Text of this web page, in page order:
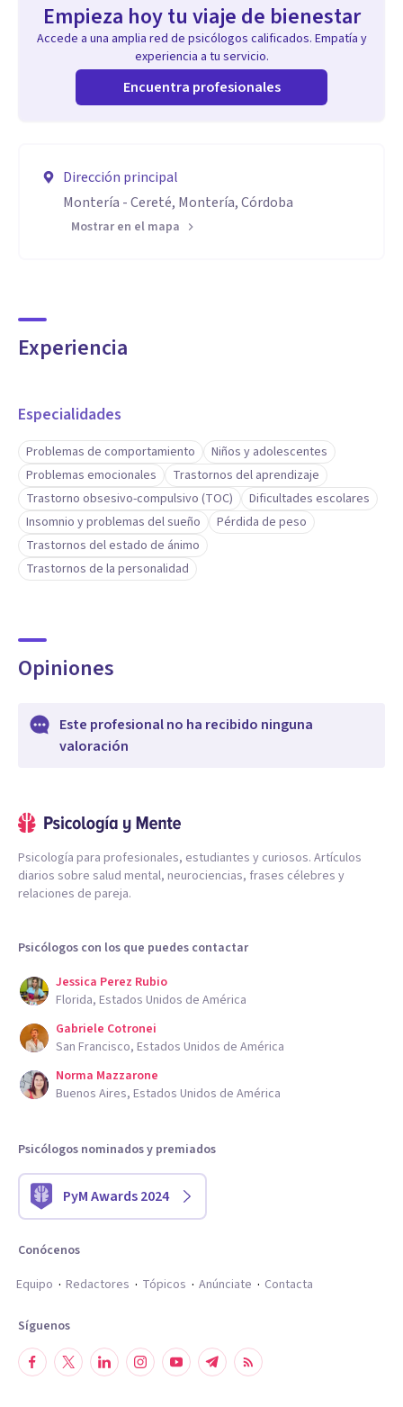
Empieza hoy tu viaje de bienestar
Accede a una amplia red de psicólogos calificados. Empatía y
experiencia a tu servicio.
Encuentra profesionales
Dirección principal
Montería - Cereté, Montería, Córdoba
Mostrar en el mapa
Experiencia
Especialidades
Problemas de comportamiento
Niños y adolescentes
Problemas emocionales
Trastornos del aprendizaje
Trastorno obsesivo-compulsivo (TOC)
Dificultades escolares
Insomnio y problemas del sueño
Pérdida de peso
Trastornos del estado de ánimo
Trastornos de la personalidad
Opiniones
Este profesional no ha recibido ninguna
valoración
Psicología para profesionales, estudiantes y curiosos. Artículos
diarios sobre salud mental, neurociencias, frases célebres y
relaciones de pareja.
Psicólogos con los que puedes contactar
Jessica Perez Rubio
Florida, Estados Unidos de América
Gabriele Cotronei
San Francisco, Estados Unidos de América
Norma Mazzarone
Buenos Aires, Estados Unidos de América
Psicólogos nominados y premiados
PyM Awards 2024
Conócenos
Equipo
Redactores Tópicos Anúnciate Contacta
Síguenos